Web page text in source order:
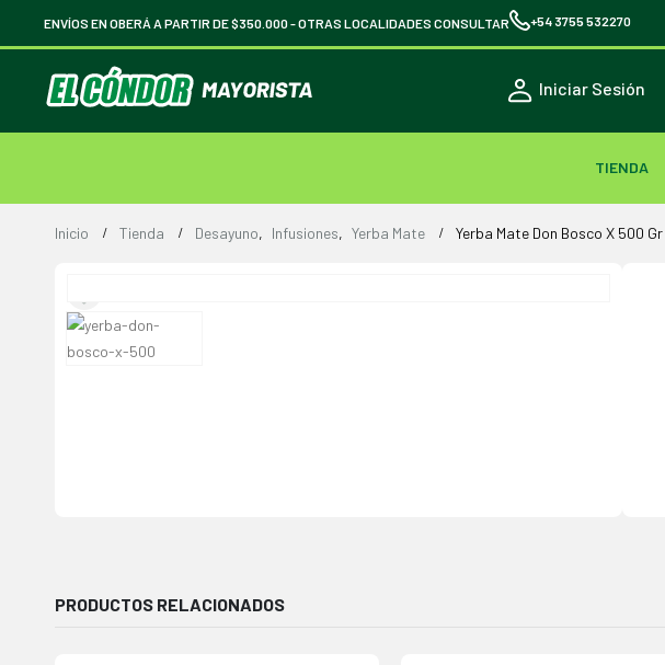
ENVÍOS EN OBERÁ A PARTIR DE $350.000 -OTRAS LOCALIDADES CONSULTAR +54 3755 532270
Iniciar Sesión
TIENDA
Inicio Tienda Desayuno, Infusiones, Yerba Mate Yerba Mate Don Bosco X 500 Gr
PRODUCTOS RELACIONADOS